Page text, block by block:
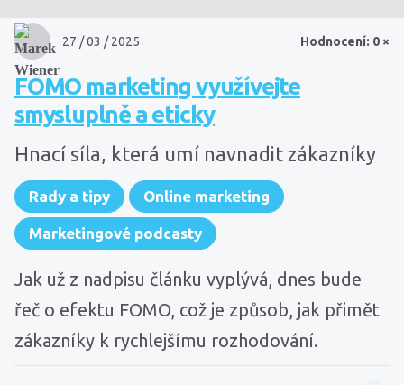
Hodnocení: 0 ×
27 / 03 / 2025
FOMO marketing využívejte
smysluplně a eticky
Hnací síla, která umí navnadit zákazníky
Rady a tipy Online marketing
Marketingové podcasty
Jak už z nadpisu článku vyplývá, dnes bude
řeč o efektu FOMO, což je způsob, jak přimět
zákazníky k rychlejšímu rozhodování.